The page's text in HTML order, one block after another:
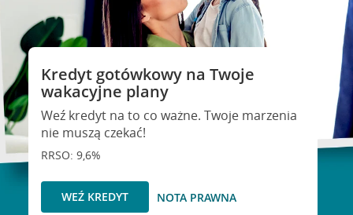
Kredyt gotówkowy na Twoje
wakacyjne plany
Weź kredyt na to co ważne. Twoje marzenia
nie muszą czekać!
RRSO: 9,6%
WEŹ KREDYT NOTA PRAWNA